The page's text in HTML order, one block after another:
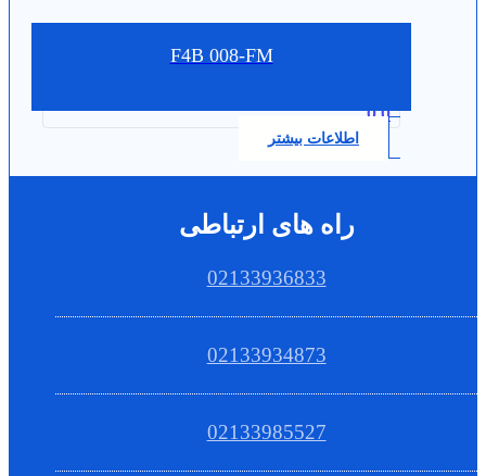
F4B 008-FM
0.0
اطلاعات بیشتر
راه های ارتباطی
02133936833
02133934873
02133985527